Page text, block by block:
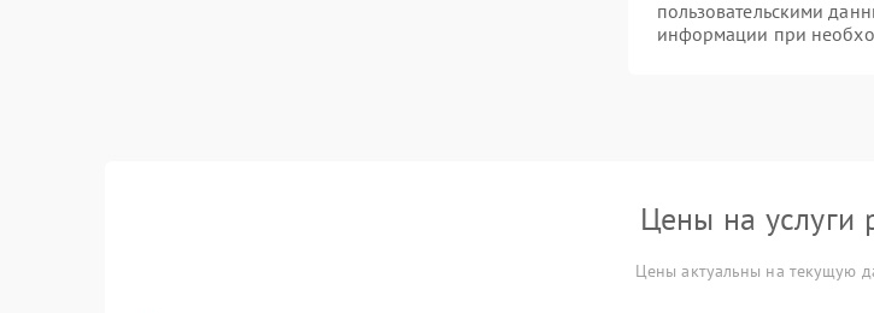
пользовательскими
информации при
Цены на услуги
Цены актуальны на текущую